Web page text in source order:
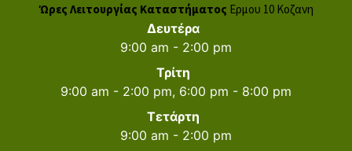
Ώρες Λειτουργίας Καταστήματος Ερμου 10 Κοζανη
Δευτέρα
9:00 am - 2:00 pm
Τρίτη
9:00 am - 2:00 pm, 6:00 pm - 8:00 pm
Τετάρτη
9:00 am - 2:00 pm